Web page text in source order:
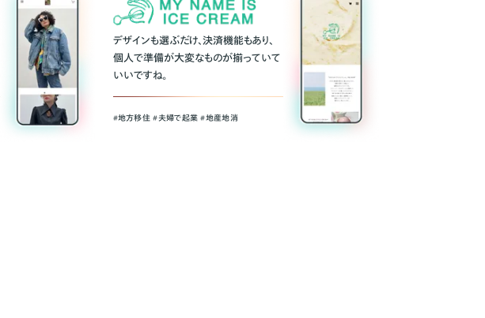
デザインも選ぶだけ、決済機能もあり、
個人で準備が大変なものが揃っていて
いいですね。
#地方移住 #夫婦で起業 #地産地消